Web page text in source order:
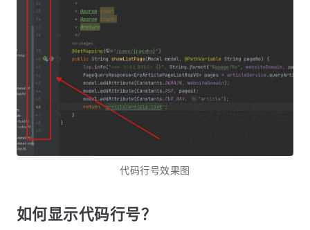
代码行号效果图
如何显示代码行号？